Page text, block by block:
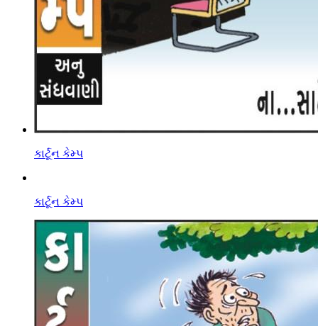
કાર્ટૂન કેમ્પ
કાર્ટૂન કેમ્પ